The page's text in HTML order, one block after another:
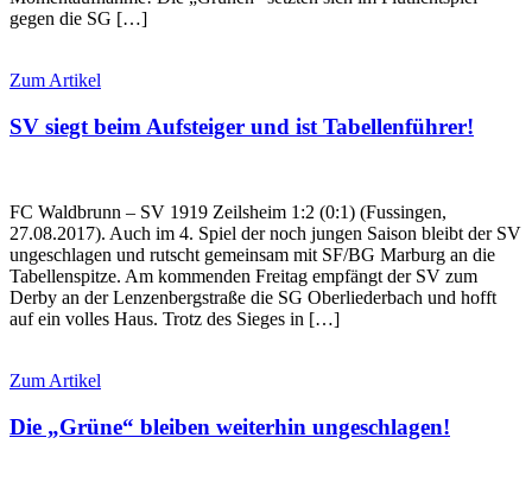
gegen die SG […]
Zum Artikel
SV siegt beim Aufsteiger und ist Tabellenführer!
FC Waldbrunn – SV 1919 Zeilsheim 1:2 (0:1) (Fussingen,
27.08.2017). Auch im 4. Spiel der noch jungen Saison bleibt der SV
ungeschlagen und rutscht gemeinsam mit SF/BG Marburg an die
Tabellenspitze. Am kommenden Freitag empfängt der SV zum
Derby an der Lenzenbergstraße die SG Oberliederbach und hofft
auf ein volles Haus. Trotz des Sieges in […]
Zum Artikel
Die „Grüne“ bleiben weiterhin ungeschlagen!